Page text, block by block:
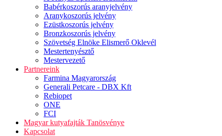
Babérkoszorús aranyjelvény
Aranykoszorús jelvény
Ezüstkoszorús jelvény
Bronzkoszorús jelvény
Szövetség Elnöke Elismerő Oklevél
Mestertenyésztő
Mestervezető
Partnereink
Farmina Magyarország
Generali Petcare - DBX Kft
Rebiopet
ONE
FCI
Magyar kutyafajták Tanösvénye
Kapcsolat